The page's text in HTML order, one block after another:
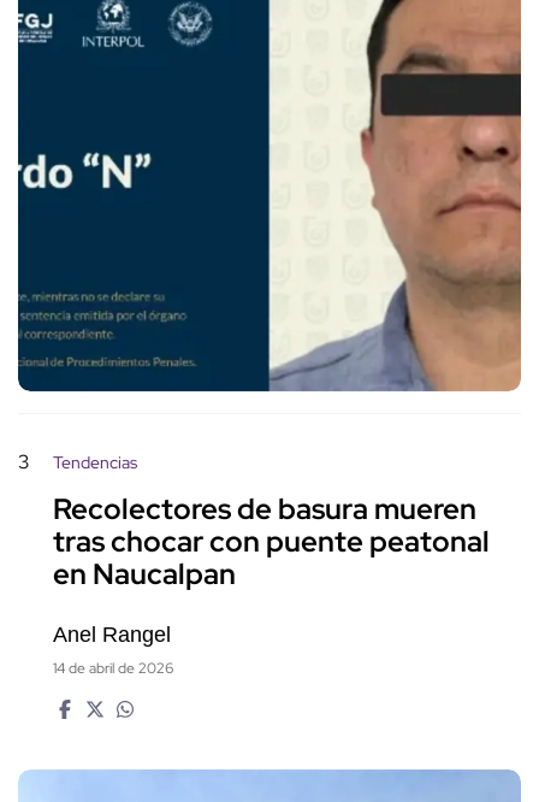
3 Tendencias
Recolectores de basura mueren
tras chocar con puente peatonal
en Naucalpan
Anel Rangel
14 de abril de 2026